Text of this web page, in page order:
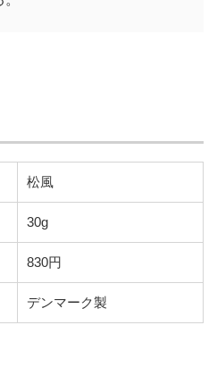
松風
30g
830円
デンマーク製